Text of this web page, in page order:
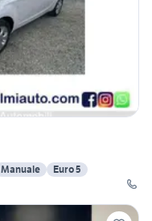
Manuale
Euro 5